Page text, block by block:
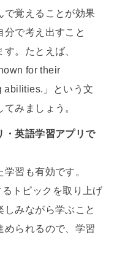
で覚えることが効果
分で考え出すこと
。たとえば、
for their
」という文
みましょう。
・英語学習アプリで
習も有効です。
トピックを取り上げ
みながら学ぶこと
められるので、学習